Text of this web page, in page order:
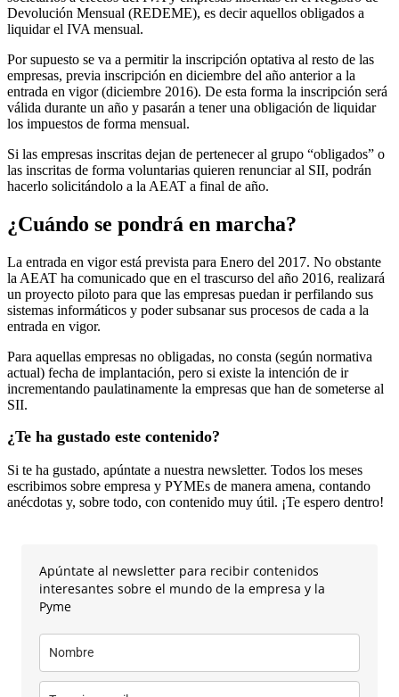
Devolución Mensual (REDEME), es decir aquellos obligados a
liquidar el IVA mensual.
Por supuesto se va a permitir la inscripción optativa al resto de las
empresas, previa inscripción en diciembre del año anterior a la
entrada en vigor (diciembre 2016). De esta forma la inscripción será
válida durante un año y pasarán a tener una obligación de liquidar
los impuestos de forma mensual.
Si las empresas inscritas dejan de pertenecer al grupo “obligados” o
las inscritas de forma voluntarias quieren renunciar al SII, podrán
hacerlo solicitándolo a la AEAT a final de año.
¿Cuándo se pondrá en marcha?
La entrada en vigor está prevista para Enero del 2017. No obstante
la AEAT ha comunicado que en el trascurso del año 2016, realizará
un proyecto piloto para que las empresas puedan ir perfilando sus
sistemas informáticos y poder subsanar sus procesos de cada a la
entrada en vigor.
Para aquellas empresas no obligadas, no consta (según normativa
actual) fecha de implantación, pero si existe la intención de ir
incrementando paulatinamente la empresas que han de someterse al
SII.
¿Te ha gustado este contenido?
Si te ha gustado, apúntate a nuestra newsletter. Todos los meses
escribimos sobre empresa y PYMEs de manera amena, contando
anécdotas y, sobre todo, con contenido muy útil. ¡Te espero dentro!
Apúntate al newsletter para recibir contenidos
interesantes sobre el mundo de la empresa y la
Pyme